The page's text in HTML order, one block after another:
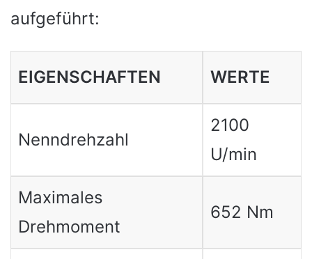
aufgeführt:
EIGENSCHAFTEN WERTE
Nenndrehzahl
2100
U/min
Maximales
Drehmoment
652 Nm